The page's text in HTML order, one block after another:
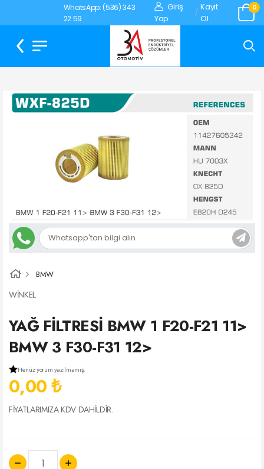
WhatsApp: (536) 343
22 59
Giriş
Yap
/
Kayıt
Ol
0
BMW
WİNKEL
YAĞ FİLTRESİ BMW 1 F20-F21 11>
BMW 3 F30-F31 12>
Henüz yorum yazılmamış.
0,00 ₺
FİYATLARIMIZA KDV DAHİLDİR.